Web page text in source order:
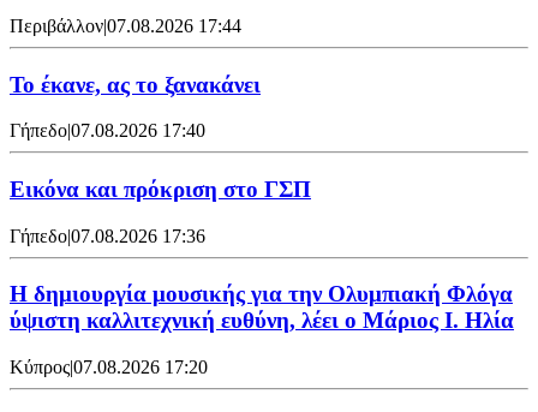
Περιβάλλον|07.08.2026 17:44
Το έκανε, ας το ξανακάνει
Γήπεδο|07.08.2026 17:40
Εικόνα και πρόκριση στο ΓΣΠ
Γήπεδο|07.08.2026 17:36
Η δημιουργία μουσικής για την Ολυμπιακή Φλόγα
ύψιστη καλλιτεχνική ευθύνη, λέει ο Μάριος Ι. Ηλία
Κύπρος|07.08.2026 17:20